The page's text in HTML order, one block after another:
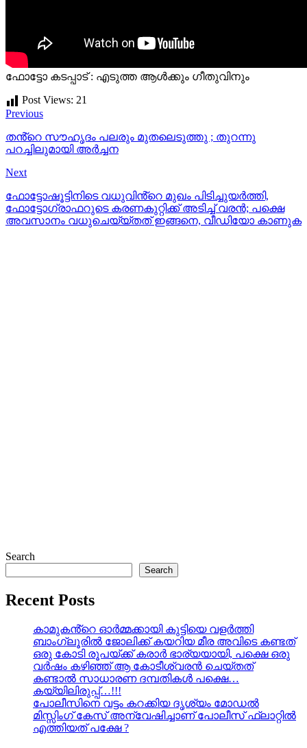
ഫോട്ടോ കടപ്പാട് : എടുത്ത ആള്‍ക്കും ഗീതുവിനും
Post Views: 21
Previous
തൻ്റെ സൗഹൃദം പലരും മുതലെടുത്തു ; തുറന്നു
പറച്ചിലുമായി അർച്ചന
Next
ഫോട്ടോഷൂട്ടിനിടെ വധുവിൻ്റെ മുഖം പിടിച്ചുയർത്തി,
ഫോട്ടോഗ്രാഫറുടെ കരണകുറ്റിക്ക് അടിച്ച് വരൻ; പക്ഷെ
അവസാനം വധുചെയ്യ്തത് ഇങ്ങനെ, വീഡിയോ കാണുക
Search
Search
Recent Posts
കാമുകൻ്റെ ഓർമ്മക്കായി കുട്ടിയെ വളർത്തി
ബാംഗ്ലൂരിൽ ജോലിക്ക് കയറിയ മീര അവിടെ കണ്ടത്
ഒരു കോടി രൂപയ്ക്ക് കരാർ ഭാര്യയായി, പക്ഷെ ഒരു
വർഷം കഴിഞ്ഞ് ആ കോടീശ്വരൻ ചെയ്തത്
കണ്ടാൽ സാധാരണ ദമ്പതികൾ പക്ഷെ…
കയ്യിലിരുപ്പ്…!!!
പോലീസിനെ വട്ടം കറക്കിയ ദൃശ്യം മോഡല്‍
മിസ്സിംഗ് കേസ് അന്വേഷിച്ചാണ് പോലീസ് ഫ്ലാറ്റിൽ
എത്തിയത് പക്ഷേ ?